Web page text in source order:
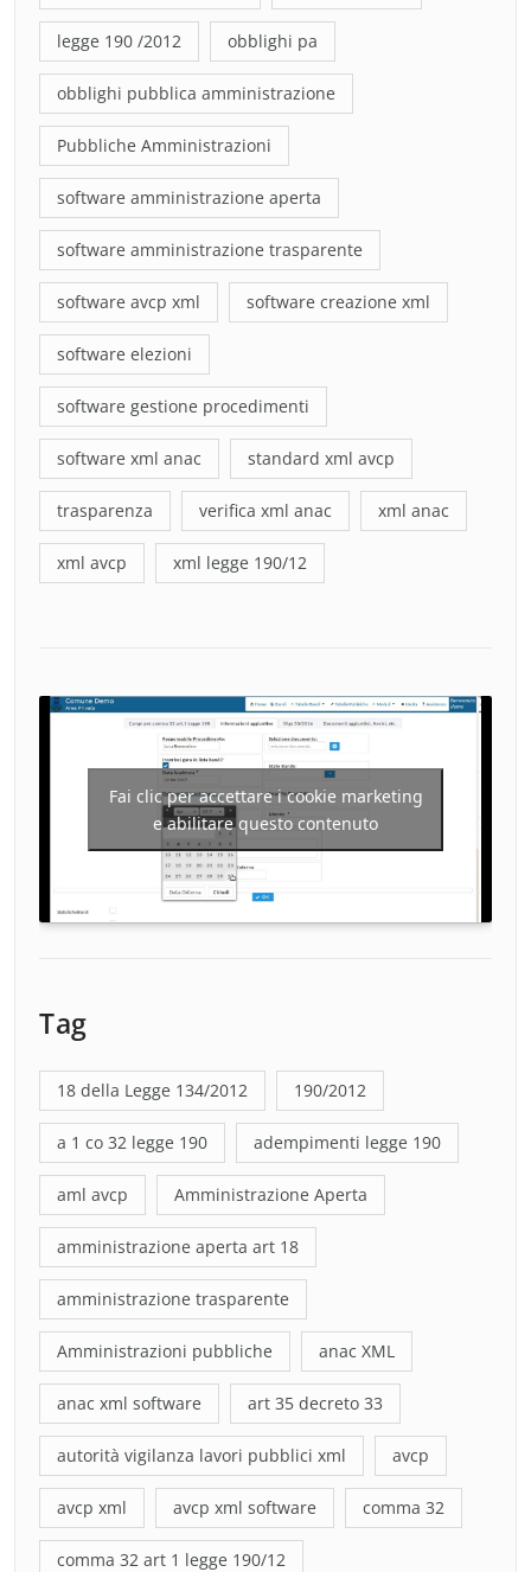
legge 190 /2012 obblighi pa
obblighi pubblica amministrazione
Pubbliche Amministrazioni
software amministrazione aperta
software amministrazione trasparente
software avcp xml software creazione xml
software elezioni
software gestione procedimenti
software xml anac standard xml avcp
trasparenza verifica xml anac xml anac
xml avcp xml legge 190/12
Fai clic per accettare i cookie marketing
e abilitare questo contenuto
Tag
18 della Legge 134/2012 190/2012
a 1 co 32 legge 190 adempimenti legge 190
aml avcp Amministrazione Aperta
amministrazione aperta art 18
amministrazione trasparente
Amministrazioni pubbliche anac XML
anac xml software art 35 decreto 33
autorità vigilanza lavori pubblici xml avcp
avcp xml avcp xml software comma 32
comma 32 art 1 legge 190/12